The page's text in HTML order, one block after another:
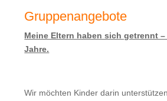
Gruppenangebote
Meine Eltern haben sich getrennt
Jahre.
Wir möchten Kinder darin